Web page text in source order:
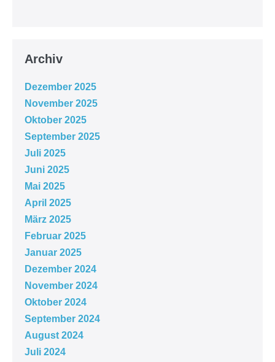
Archiv
Dezember 2025
November 2025
Oktober 2025
September 2025
Juli 2025
Juni 2025
Mai 2025
April 2025
März 2025
Februar 2025
Januar 2025
Dezember 2024
November 2024
Oktober 2024
September 2024
August 2024
Juli 2024